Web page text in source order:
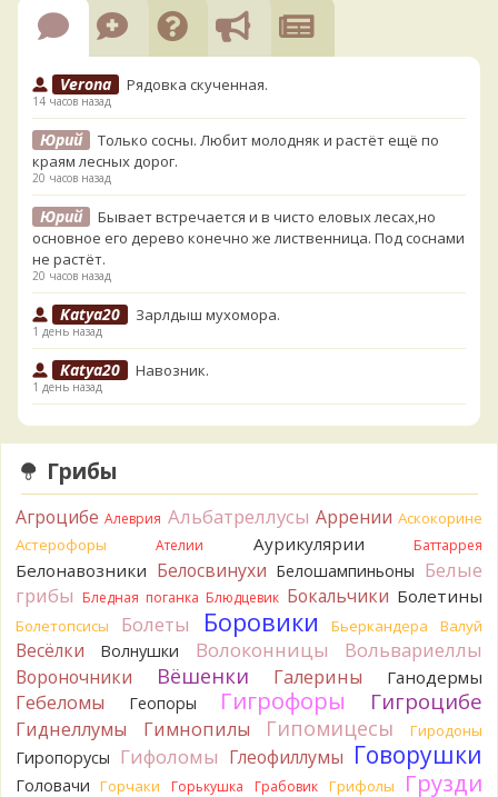
Verona Рядовка скученная.
14 часов назад
Юрий
Только сосны. Любит молодняк и растёт ещё по
краям лесных дорог.
20 часов назад
Юрий
Бывает встречается и в чисто еловых лесах,но
основное его дерево конечно же лиственница. Под соснами
не растёт.
20 часов назад
Katya20 Зарлдыш мухомора.
1 день назад
Katya20 Навозник.
1 день назад
Verona Скорее всего он.
2 дня назад
Verona
2 дня назад
Verona
Рядовка мыльная, судя по пластинкам.
Правильно сделали, что не взяли.
2 дня назад
BorisM Подгруздок чёрный, или близкие виды
2 дня назад
BorisM Сдаётся мне, на земле и в руке - разные грибы.
2 дня назад
Кирилл
Вони не было, но вода и гриб при варке
начали желтеть. Выкинул. Большое спасибо.
2 дня назад
Грибы
Агроцибе Алеврия Альбатреллусы Аррении Аскокорине
Астерофоры
Ателии Аурикулярии Баттаррея
Белонавозники Белосвинухи Белошампиньоны Белые
грибы Бледная поганка Блюдцевик Бокальчики Болетины
Болетопсисы Болеты Боровики Бьеркандера Валуй
Весёлки Волнушки Волоконницы Вольвариеллы
Вороночники Вёшенки Галерины Ганодермы
Гебеломы Геопоры Гигрофоры Гигроцибе
Гиднеллумы Гимнопилы Гипомицесы Гиродоны
Гиропорусы Гифоломы Глеофиллумы Говорушки
Головачи Горчаки Горькушка Грабовик Грифолы Грузди